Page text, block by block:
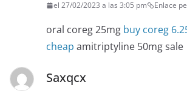
el 27/02/2023 a las 3:05 pm Enlace
oral coreg 25mg buy coreg
cheap amitriptyline 50mg sale
Saxqcx